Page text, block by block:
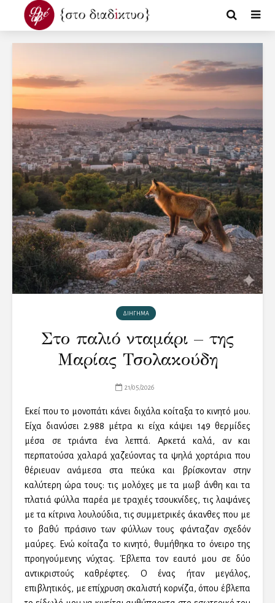
ΔΙΗΓΗΜΑ
Στο παλιό νταμάρι – της
Μαρίας Τσολακούδη
21/05/2026
Εκεί που το μονοπάτι κάνει διχάλα κοίταξα το κινητό μου.
Είχα διανύσει 2.988 μέτρα κι είχα κάψει 149 θερμίδες
μέσα σε τριάντα ένα λεπτά. Αρκετά καλά, αν και
περπατούσα χαλαρά χαζεύοντας τα ψηλά χορτάρια που
θέριευαν ανάμεσα στα πεύκα και βρίσκονταν στην
καλύτερη ώρα τους: τις μολόχες με τα μωβ άνθη και τα
πλατιά φύλλα παρέα με τραχιές τσουκνίδες, τις λαψάνες
με τα κίτρινα λουλούδια, τις συμμετρικές άκανθες που με
το βαθύ πράσινο των φύλλων τους φάνταζαν σχεδόν
μαύρες. Ενώ κοίταζα το κινητό, θυμήθηκα το όνειρο της
προηγούμενης νύχτας. Έβλεπα τον εαυτό μου σε δύο
αντικριστούς καθρέφτες. Ο ένας ήταν μεγάλος,
επιβλητικός, με επίχρυση σκαλιστή κορνίζα, όπου έβλεπα